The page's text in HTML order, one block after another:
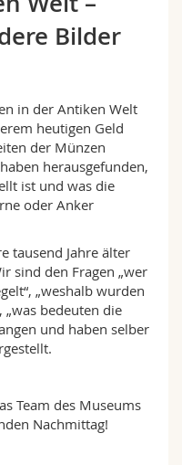
Bilder
in der Antiken Welt
heutigen Geld
der Münzen
herausgefunden,
ist und was die
oder Anker
tausend Jahre älter
sind den Fragen „wer
„weshalb wurden
„was bedeuten die
und haben selber
Team des Museums
Nachmittag!